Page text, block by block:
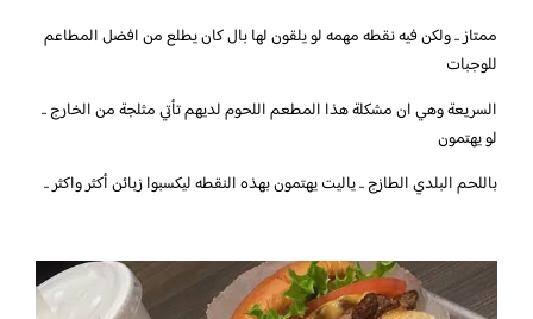
ممتاز .. ولكن فيه نقطه مهمه لو يلقون لها بال كان يطلع من افضل المطاعم
للوجبات
السريعة وهي ان مشكلة هذا المطعم اللحوم لديهم تأتي مثلجة من الخارج ..
لو يهتمون
باللحم البلدي الطازج .. ياليت يهتمون بهذه النقطه ليكسبوا زبائن أكثر واكثر ..